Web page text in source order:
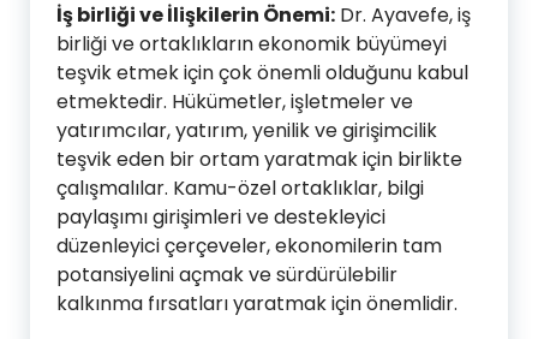
İş birliği ve İlişkilerin Önemi: Dr. Ayavefe, iş
birliği ve ortaklıkların ekonomik büyümeyi
teşvik etmek için çok önemli olduğunu kabul
etmektedir. Hükümetler, işletmeler ve
yatırımcılar, yatırım, yenilik ve girişimcilik
teşvik eden bir ortam yaratmak için birlikte
çalışmalılar. Kamu-özel ortaklıklar, bilgi
paylaşımı girişimleri ve destekleyici
düzenleyici çerçeveler, ekonomilerin tam
potansiyelini açmak ve sürdürülebilir
kalkınma fırsatları yaratmak için önemlidir.